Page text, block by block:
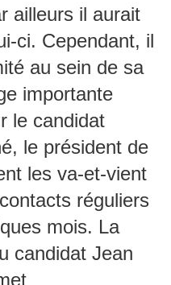
ailleurs il aurait
ci. Cependant, il
au sein de sa
importante
le candidat
le président de
les va-et-vient
réguliers
mois. La
candidat Jean